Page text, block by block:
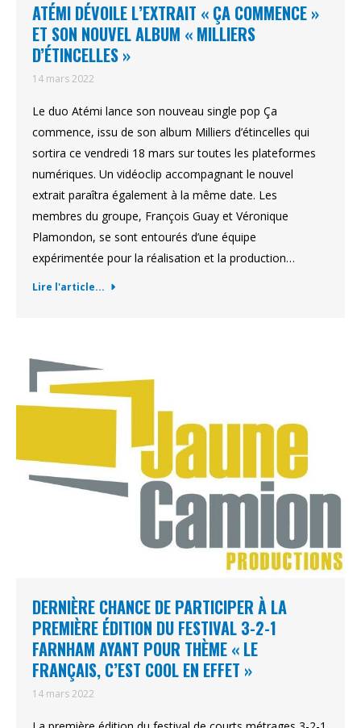
ATÉMI DÉVOILE L’EXTRAIT « ÇA COMMENCE »
ET SON NOUVEL ALBUM « MILLIERS
D’ÉTINCELLES »
14 mars 2022
Le duo Atémi lance son nouveau single pop Ça
commence, issu de son album Milliers d’étincelles qui
sortira ce vendredi 18 mars sur toutes les plateformes
numériques. Un vidéoclip accompagnant le nouvel
extrait paraîtra également à la même date. Les
membres du groupe, François Guay et Véronique
Plamondon, se sont entourés d’une équipe
expérimentée pour la réalisation et la production…
Lire l'article...
DERNIÈRE CHANCE DE PARTICIPER À LA
PREMIÈRE ÉDITION DU FESTIVAL 3-2-1
FARNHAM AYANT POUR THÈME « LE
FRANÇAIS, C’EST COOL EN EFFET »
14 mars 2022